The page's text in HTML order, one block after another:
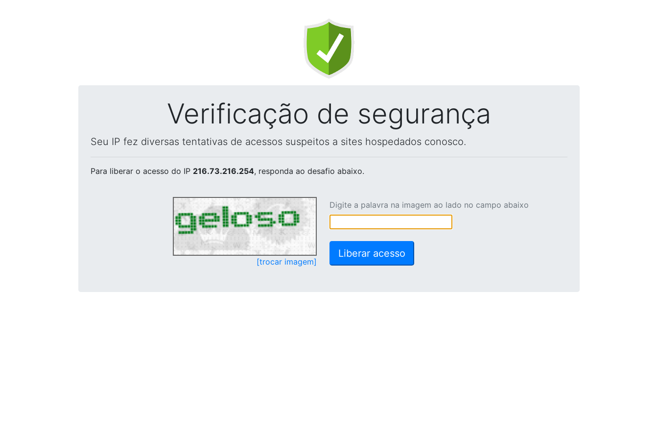
Verificação de segurança
Seu IP fez diversas tentativas de acessos suspeitos a sites hospedados conosco.
Para liberar o acesso do IP 216.73.216.254, responda ao desafio abaixo.
[trocar imagem]
Digite a palavra na imagem ao lado no campo abaixo